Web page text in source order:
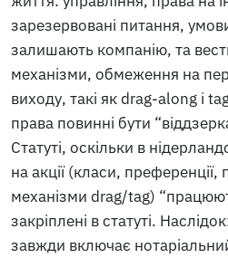
зарезервовані питання,
залишають компанію, та
механізми, обмеження на
виходу, такі як drag-along і
права повинні бути
Статуті, оскільки в
на акції (класи,
механізми drag/tag)
закріплені в статуті.
завжди включає